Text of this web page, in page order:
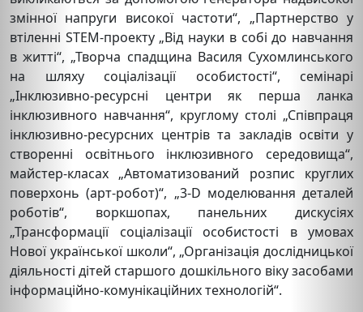
змінної напруги високої частоти“, „Партнерство у
втіленні STEM-проекту „Від науки в собі до навчання
в житті“, „Творча спадщина Василя Сухомлинського
на шляху соціалізації особистості“, семінарі
„Інклюзивно-ресурсні центри як перша ланка
інклюзивного навчання“, круглому столі „Співпраця
інклюзивно-ресурсних центрів та закладів освіти у
створенні освітнього інклюзивного середовища“,
майстер-класах „Автоматизований розпис круглих
поверхонь (арт-робот)“, „3-D моделювання деталей
роботів“, воркшопах, панельних дискусіях
„Трансформації соціалізації особистості в умовах
Нової української школи“, „Організація дослідницької
діяльності дітей старшого дошкільного віку засобами
інформаційно-комунікаційних технологій“.